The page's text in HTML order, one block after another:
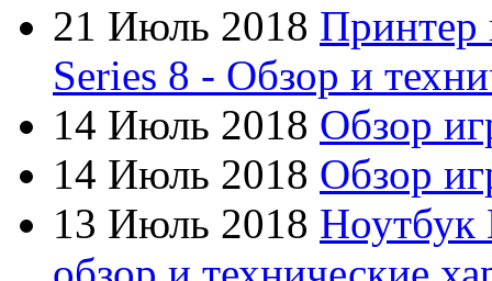
Dell
Dex(3)
Everest
Firtech
Flyper
21 Июль 2018 Принтер
Series 8 - Обзор и
14 Июль 2018 Обзор
14 Июль 2018 Обзор
13 Июль 2018 Ноутбук